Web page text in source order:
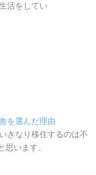
活をしてい
を選んだ理由
きなり移住するのは不
います。